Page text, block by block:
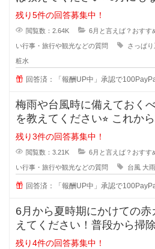
ものからさっぱり
残り5件の回答募集中！
閲覧数：2.64K 6月と言えば？おすす
い行事・旅行や観光などの質問 さっぱり
粧水
回答済：「報酬UP中」承認で
梅雨や台風時に備えておく
を教えてください⭐︎ これから梅雨で雨が増えた
り、台風で
残り3件の回答募集中！
閲覧数：3.21K 6月と言えば？おすす
い行事・旅行や観光などの質問 台風 大雨
回答済：「報酬UP中」承認で
6月から夏時期にかけての
えてください！普段から掃
いるつもりなのですが、洗面
残り4件の回答募集中！